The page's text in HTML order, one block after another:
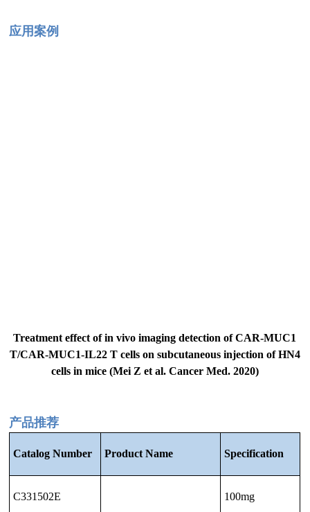
应用案例
Treatment effect of in vivo imaging detection of CAR-MUC1
T/CAR-MUC1-IL22 T cells on subcutaneous injection of HN4
cells in mice (Mei Z et al. Cancer Med. 2020)
产品推荐
Catalog Number ProductName Specification
C331502E 100mg